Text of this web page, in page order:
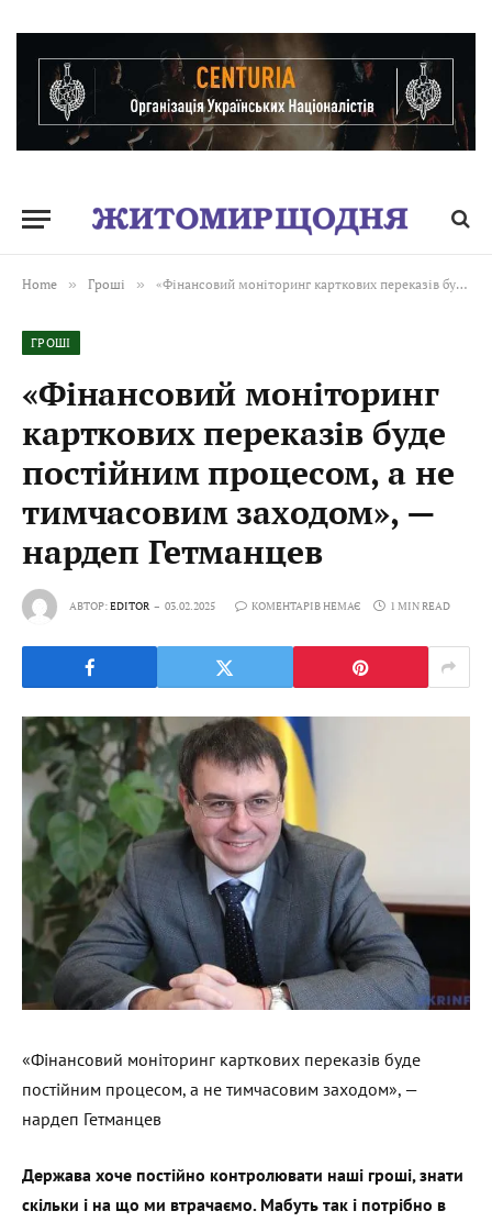
Home » Гроші » «Фінансовий моніторинг карткових переказів буде постійним процесом, а не тимчасовим заходом», — нардеп Гетманцев
ГРОШІ
«Фінансовий моніторинг
карткових переказів буде
постійним процесом, а не
тимчасовим заходом», —
нардеп Гетманцев
АВТОР:EDITOR 03.02.2025 КОМЕНТАРІВ НЕМАЄ 1 MIN READ
«Фінансовий моніторинг карткових переказів буде
постійним процесом, а не тимчасовим заходом», —
нардеп Гетманцев
Держава хоче постійно контролювати наші гроші, знати
скільки і на що ми втрачаємо. Мабуть так і потрібно в